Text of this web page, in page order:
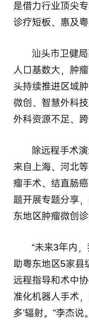
是借力行业顶尖
诊疗短板、惠及粤
汕头市卫健
人口基数大，肿
头持续推进区域
微创、智慧外科
外科资源不足、
除远程手术
来自上海、河北
瘤手术、结直肠
题开展专题分享
东地区肿瘤微创诊
“未来3年内
助粤东地区5家县
远程指导和术中
准化机器人手术
多’辐射。”李杰说。